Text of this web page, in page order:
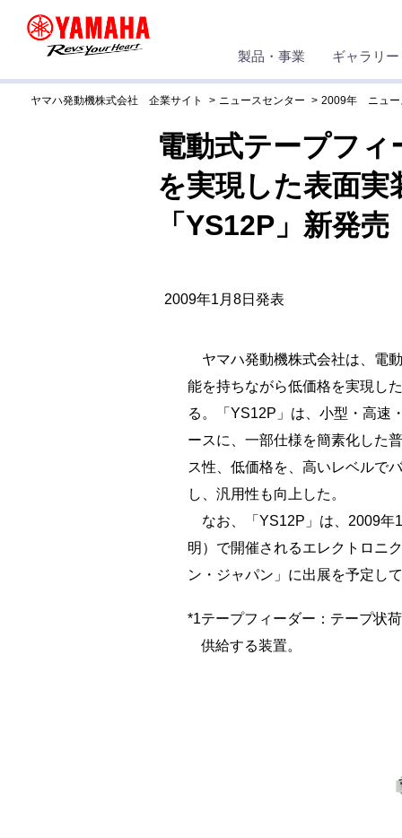
製品・事業 ギャラリー
ヤマハ発動機株式会社 企業サイト ニュースセンター 2009年 ニュー
電動式テープフィ
を実現した表面
「YS12P」新発売
2009年1月8日発表
ヤマハ発動機株式会社は、電
能を持ちながら低価格を実現し
る。「YS12P」は、小型・高速
ースに、一部仕様を簡素化した
ス性、低価格を、高いレベルで
し、汎用性も向上した。
なお、「YS12P」は、2009年
明）で開催されるエレクトロニ
ン・ジャパン」に出展を予定し
*1テープフィーダー：テープ状
供給する装置。